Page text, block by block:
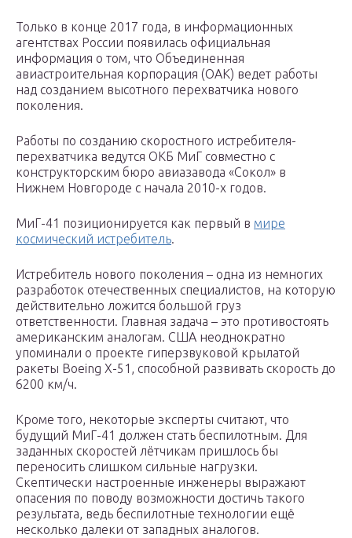
Только в конце 2017 года, в информационных
агентствах России появилась официальная
информация о том, что Объединенная
авиастроительная корпорация (ОАК) ведет работы
над созданием высотного перехватчика нового
поколения.
Работы по созданию скоростного истребителя-
перехватчика ведутся ОКБ МиГ совместно с
конструкторским бюро авиазавода «Сокол» в
Нижнем Новгороде с начала 2010-х годов.
МиГ-41 позиционируется как первый в мире
космический истребитель.
Истребитель нового поколения – одна из немногих
разработок отечественных специалистов, на которую
действительно ложится большой груз
ответственности. Главная задача – это противостоять
американским аналогам. США неоднократно
упоминали о проекте гиперзвуковой крылатой
ракеты Boeing X-51, способной развивать скорость до
6200 км/ч.
Кроме того, некоторые эксперты считают, что
будущий МиГ-41 должен стать беспилотным. Для
заданных скоростей лётчикам пришлось бы
переносить слишком сильные нагрузки.
Скептически настроенные инженеры выражают
опасения по поводу возможности достичь такого
результата, ведь беспилотные технологии ещё
несколько далеки от западных аналогов.